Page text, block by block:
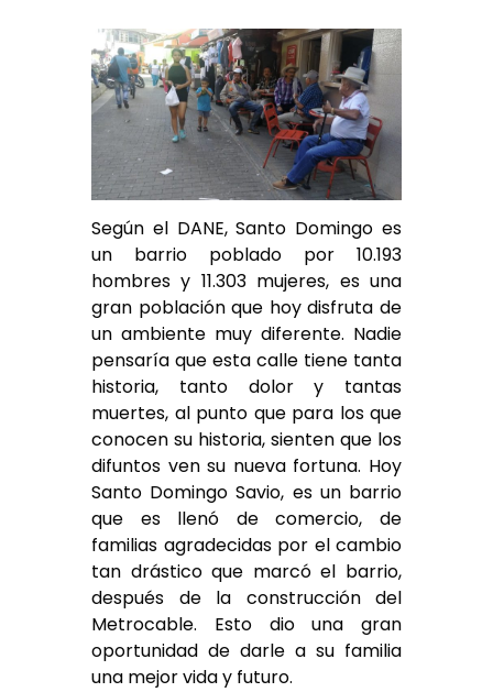
Según el DANE, Santo Domingo es
un barrio poblado por 10.193
hombres y 11.303 mujeres, es una
gran población que hoy disfruta de
un ambiente muy diferente. Nadie
pensaría que esta calle tiene tanta
historia, tanto dolor y tantas
muertes, al punto que para los que
conocen su historia, sienten que los
difuntos ven su nueva fortuna. Hoy
Santo Domingo Savio, es un barrio
que es llenó de comercio, de
familias agradecidas por el cambio
tan drástico que marcó el barrio,
después de la construcción del
Metrocable. Esto dio una gran
oportunidad de darle a su familia
una mejor vida y futuro.